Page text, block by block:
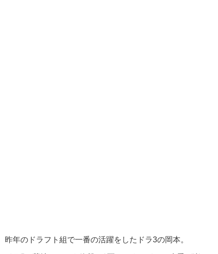
昨年のドラフト組で一番の活躍をしたドラ3の岡本。